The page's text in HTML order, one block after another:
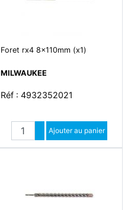
Foret rx4 8x110mm (x1)
MILWAUKEE
Réf : 4932352021
Quantité
Augmenter quantité
Diminuer quantité
Ajouter au panier